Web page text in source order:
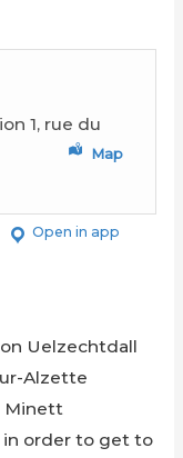
1, rue du
Map
Open in app
Uelzechtdall
Alzette
Minett
in order to get to